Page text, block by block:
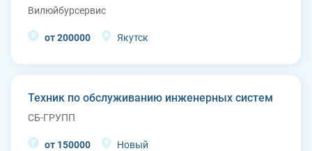
Вилюйбурсервис
от 200000 Якутск
Техник по обслуживанию инженерных систем
СБ-ГРУПП
от 150000
Новый